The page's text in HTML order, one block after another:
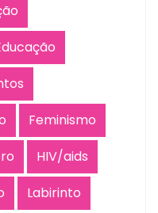
Feminismo
HIV/aids
Labirinto